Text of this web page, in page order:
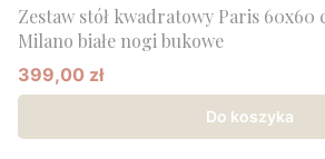
Zestaw stół kwadratowy Paris 60x60
Milano białe nogi bukowe
Cena promocyjna
399,00 zł
Do koszyka